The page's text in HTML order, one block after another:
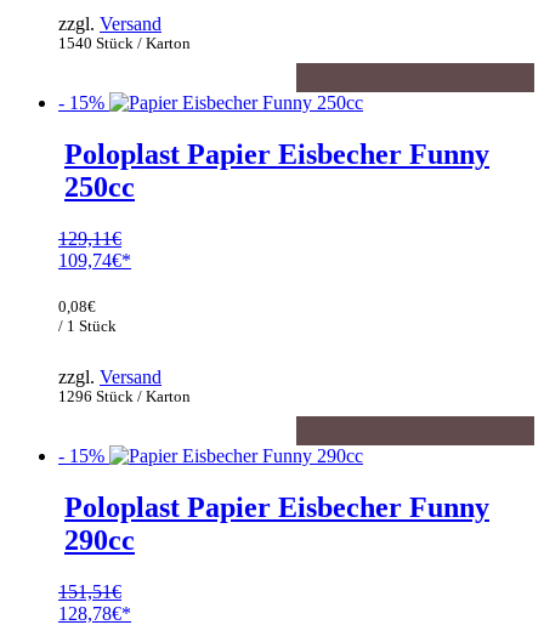
1540 Stück / Karton
zzgl. Versand
- 15%
Poloplast Papier Eisbecher Funny
250cc
129,11€
Ursprünglicher
war:
129,11€
109,74€
Preis
ist:
1296 Stück / Karton
0,08€
/ 1 Stück
zzgl. Versand
- 15%
Poloplast Papier Eisbecher Funny
290cc
151,51€
Ursprünglicher
128,78€